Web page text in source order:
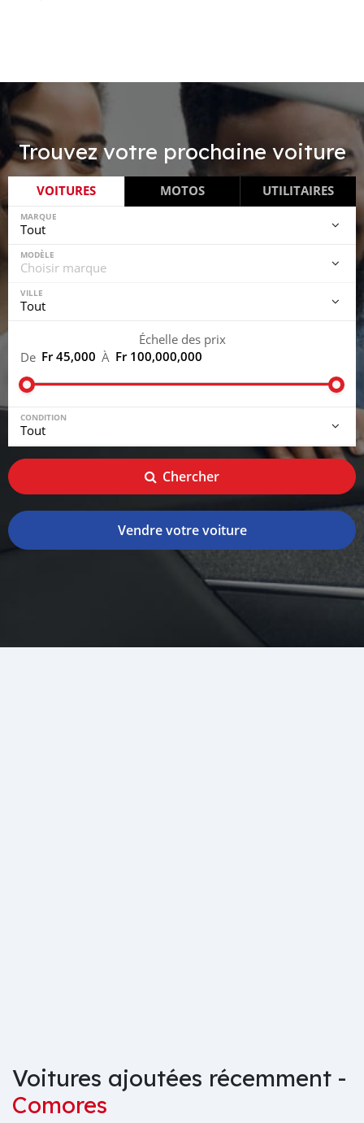
Trouvez votre prochaine voiture
VOITURES MOTOS UTILITAIRES
MARQUE
MODÈLE
VILLE
Échelle des prix
De Fr 45,000 À Fr 100,000,000
CONDITION
Chercher
Vendre votre voiture
Voitures ajoutées récemment -
Comores